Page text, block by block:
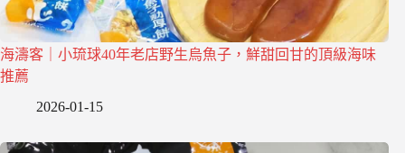
海濤客｜小琉球40年老店野生烏魚子，鮮甜回甘的頂級海味
推薦
2026-01-15